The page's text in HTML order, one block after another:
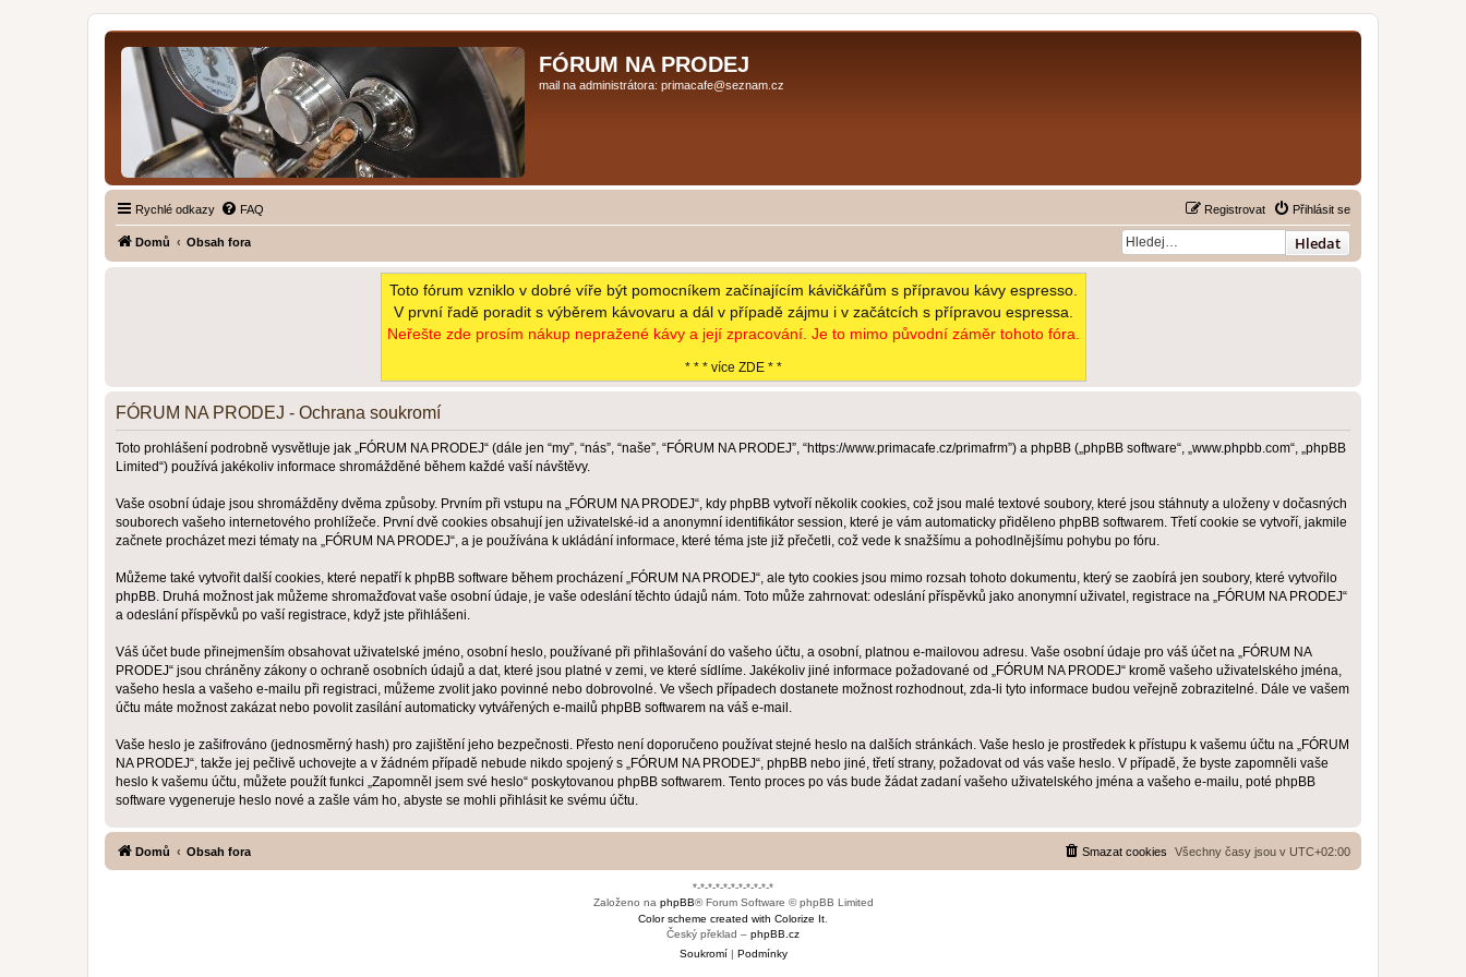
FÓRUM NA PRODEJ
mail na administrátora: primacafe@seznam.cz
Rychlé odkazy FAQ Přihlásit se
Registrovat
Domů Obsah fora Hledat
Toto fórum vzniklo v dobré víře být pomocníkem začínajícím kávičkářům s přípravou kávy espresso.
V první řadě poradit s výběrem kávovaru a dál v případě zájmu i v začátcích s přípravou espressa.
Neřešte zde prosím nákup nepražené kávy a její zpracování. Je to mimo původní záměr tohoto fóra.
* * * více ZDE * *
FÓRUM NA PRODEJ - Ochrana soukromí
Toto prohlášení podrobně vysvětluje jak „FÓRUM NA PRODEJ“ (dále jen “my”, “nás”, “naše”, “FÓRUM NA PRODEJ”, “https://www.primacafe.cz/primafrm”) a phpBB („phpBB software“, „www.phpbb.com“, „phpBB
Limited“) používá jakékoliv informace shromážděné během každé vaší návštěvy.
Vaše osobní údaje jsou shromážděny dvěma způsoby. Prvním při vstupu na „FÓRUM NA PRODEJ“, kdy phpBB vytvoří několik cookies, což jsou malé textové soubory, které jsou stáhnuty a uloženy v dočasných
souborech vašeho internetového prohlížeče. První dvě cookies obsahují jen uživatelské-id a anonymní identifikátor session, které je vám automaticky přiděleno phpBB softwarem. Třetí cookie se vytvoří, jakmile
začnete procházet mezi tématy na „FÓRUM NA PRODEJ“, a je používána k ukládání informace, které téma jste již přečetli, což vede k snažšímu a pohodlnějšímu pohybu po fóru.
Můžeme také vytvořit další cookies, které nepatří k phpBB software během procházení „FÓRUM NA PRODEJ“, ale tyto cookies jsou mimo rozsah tohoto dokumentu, který se zaobírá jen soubory, které vytvořilo
phpBB. Druhá možnost jak můžeme shromažďovat vaše osobní údaje, je vaše odeslání těchto údajů nám. Toto může zahrnovat: odeslání příspěvků jako anonymní uživatel, registrace na „FÓRUM NA PRODEJ“
a odeslání příspěvků po vaší registrace, když jste přihlášeni.
Váš účet bude přinejmenším obsahovat uživatelské jméno, osobní heslo, používané při přihlašování do vašeho účtu, a osobní, platnou e-mailovou adresu. Vaše osobní údaje pro váš účet na „FÓRUM NA
PRODEJ“ jsou chráněny zákony o ochraně osobních údajů a dat, které jsou platné v zemi, ve které sídlíme. Jakékoliv jiné informace požadované od „FÓRUM NA PRODEJ“ kromě vašeho uživatelského jména,
vašeho hesla a vašeho e-mailu při registraci, můžeme zvolit jako povinné nebo dobrovolné. Ve všech případech dostanete možnost rozhodnout, zda-li tyto informace budou veřejně zobrazitelné. Dále ve vašem
účtu máte možnost zakázat nebo povolit zasílání automaticky vytvářených e-mailů phpBB softwarem na váš e-mail.
Vaše heslo je zašifrováno (jednosměrný hash) pro zajištění jeho bezpečnosti. Přesto není doporučeno používat stejné heslo na dalších stránkách. Vaše heslo je prostředek k přístupu k vašemu účtu na „FÓRUM
NA PRODEJ“, takže jej pečlivě uchovejte a v žádném případě nebude nikdo spojený s „FÓRUM NA PRODEJ“, phpBB nebo jiné, třetí strany, požadovat od vás vaše heslo. V případě, že byste zapomněli vaše
heslo k vašemu účtu, můžete použít funkci „Zapomněl jsem své heslo“ poskytovanou phpBB softwarem. Tento proces po vás bude žádat zadaní vašeho uživatelského jména a vašeho e-mailu, poté phpBB
software vygeneruje heslo nové a zašle vám ho, abyste se mohli přihlásit ke svému účtu.
Domů Obsah fora Všechny časy jsou v UTC+02:00
Smazat cookies
*-*-*-*-*-*-*-*-*-*-*
Založeno na phpBB® Forum Software © phpBB Limited
Color scheme created with Colorize It
Český překlad – phpBB.cz
Soukromí| Podmínky